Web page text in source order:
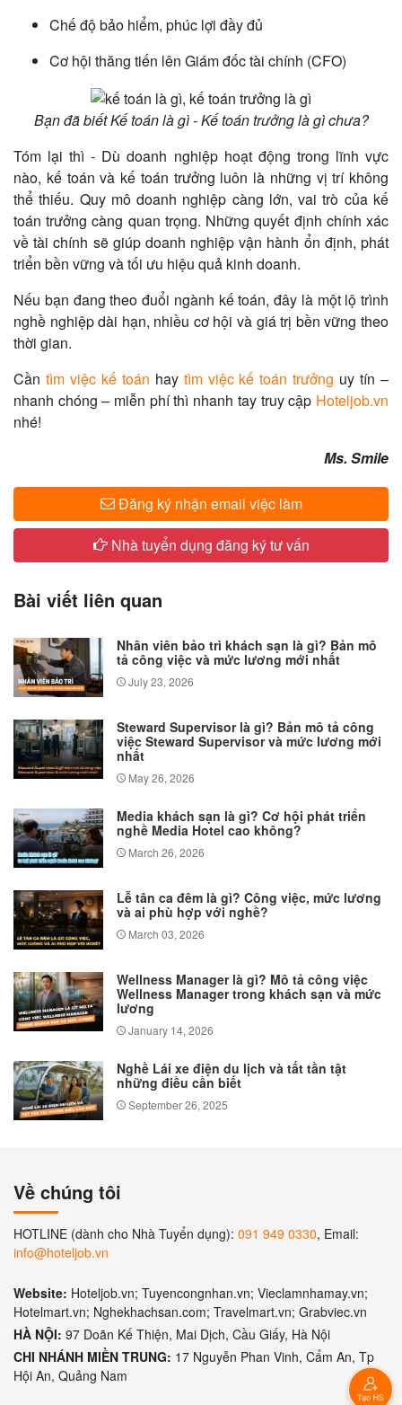
Chế độ bảo hiểm, phúc lợi đầy đủ
Cơ hội thăng tiến lên Giám đốc tài chính (CFO)
Bạn đã biết Kế toán là gì - Kế toán trưởng là gì chưa?
Tóm lại thì - Dù doanh nghiệp hoạt động trong lĩnh vực
nào, kế toán và kế toán trưởng luôn là những vị trí không
thể thiếu. Quy mô doanh nghiệp càng lớn, vai trò của kế
toán trưởng càng quan trọng. Những quyết định chính xác
về tài chính sẽ giúp doanh nghiệp vận hành ổn định, phát
triển bền vững và tối ưu hiệu quả kinh doanh.
Nếu bạn đang theo đuổi ngành kế toán, đây là một lộ trình
nghề nghiệp dài hạn, nhiều cơ hội và giá trị bền vững theo
thời gian.
Cần tìm việc kế toán hay tìm việc kế toán trưởng uy tín –
nhanh chóng – miễn phí thì nhanh tay truy cập Hoteljob.vn
nhé!
Ms. Smile
Đăng ký nhận email việc làm
Nhà tuyển dụng đăng ký tư vấn
Bài viết liên quan
Nhân viên bảo trì khách sạn là gì? Bản mô
tả công việc và mức lương mới nhất
July 23, 2026
Steward Supervisor là gì? Bản mô tả công
việc Steward Supervisor và mức lương mới
nhất
May 26, 2026
Media khách sạn là gì? Cơ hội phát triển
nghề Media Hotel cao không?
March 26, 2026
Lễ tân ca đêm là gì? Công việc, mức lương
và ai phù hợp với nghề?
March 03, 2026
Wellness Manager là gì? Mô tả công việc
Wellness Manager trong khách sạn và mức
lương
January 14, 2026
Nghề Lái xe điện du lịch và tất tần tật
những điều cần biết
September 26, 2025
Về chúng tôi
HOTLINE (dành cho Nhà Tuyển dụng): 091 949 0330, Email:
info@hoteljob.vn
Website: Hoteljob.vn; Tuyencongnhan.vn; Vieclamnhamay.vn;
Hotelmart.vn; Nghekhachsan.com; Travelmart.vn; Grabviec.vn
HÀ NỘI: 97 Doãn Kế Thiện, Mai Dịch, Cầu Giấy, Hà Nội
CHI NHÁNH MIỀN TRUNG: 17 Nguyễn Phan Vinh, Cẩm An, Tp
Hội An, Quảng Nam